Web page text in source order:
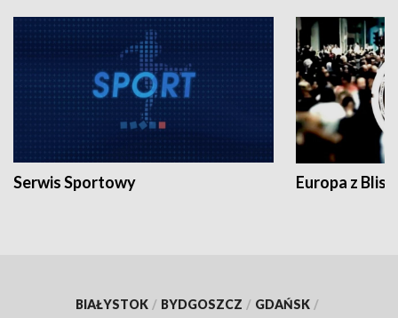
Serwis Sportowy Europa z
BIAŁYSTOK / BYDGOSZCZ / GDAŃSK /